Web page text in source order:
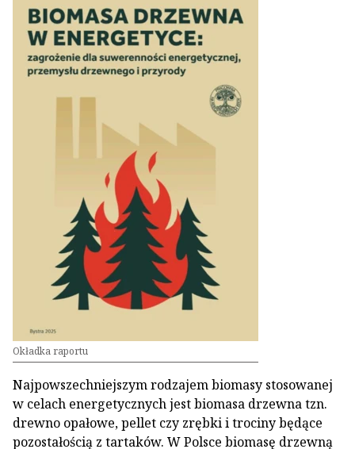
Okładka raportu
Najpowszechniejszym rodzajem biomasy stosowanej
w celach energetycznych jest biomasa drzewna tzn.
drewno opałowe, pellet czy zrębki i trociny będące
pozostałością z tartaków. W Polsce biomasę drzewną